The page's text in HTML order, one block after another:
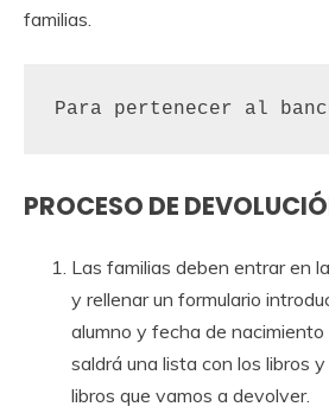
familias.
Para pertenecer al
PROCESO DE
Las familias deben entrar en la
y rellenar un formulario
alumno y fecha de
saldrá una lista con los libros
libros que vamos a devolver.